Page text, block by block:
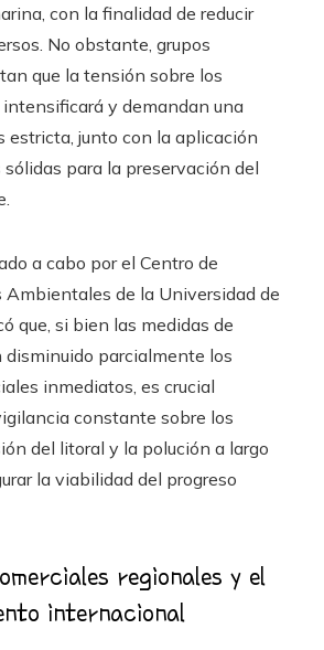
con la finalidad de reducir
No obstante, grupos
que la tensión sobre los
y demandan una
estricta, junto con la aplicación
para la preservación del
a cabo por el Centro de
de la Universidad de
que, si bien las medidas de
parcialmente los
inmediatos, es crucial
constante sobre los
del litoral y la polución a largo
la viabilidad del progreso
regionales y el
internacional